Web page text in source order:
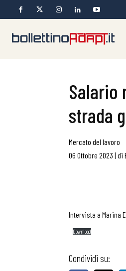
Salario
strada
Mercato del lavoro
06 Ottobre 2023 | di
Intervista a Marina
Download
Condividi su: